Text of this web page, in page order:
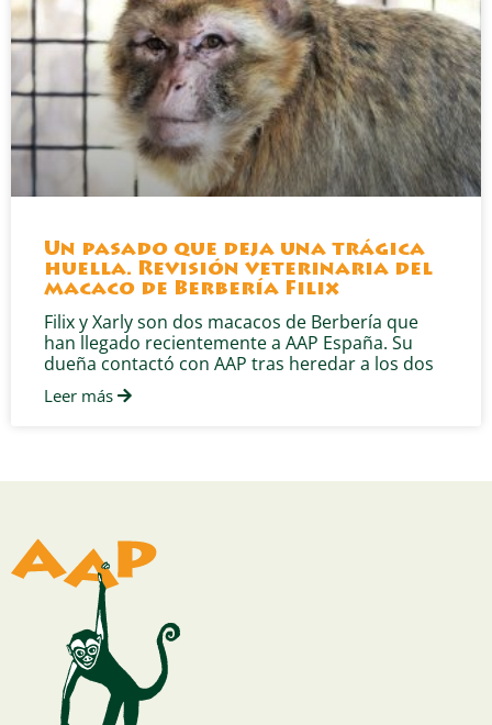
Un pasado que deja una trágica
huella. Revisión veterinaria del
macaco de Berbería Filix
Filix y Xarly son dos macacos de Berbería que
han llegado recientemente a AAP España. Su
dueña contactó con AAP tras heredar a los dos
Leer más